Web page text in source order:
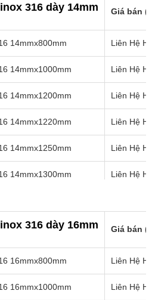
12mmx1350mm
12mmx1400mm Liên Hệ
12mmx1450mm Liên Hệ
12mmx1500mm Liên Hệ
12mmx1550mm Liên Hệ
12mmx1570mm Liên Hệ
316 dày 14mm Giá bán
14mmx800mm Liên Hệ
14mmx1000mm Liên Hệ
14mmx1200mm Liên Hệ
14mmx1220mm Liên Hệ
14mmx1250mm Liên Hệ
14mmx1300mm Liên Hệ
14mmx1400mm Liên Hệ
316 dày 16mm Giá bán
16mmx800mm Liên Hệ
16mmx1000mm Liên Hệ